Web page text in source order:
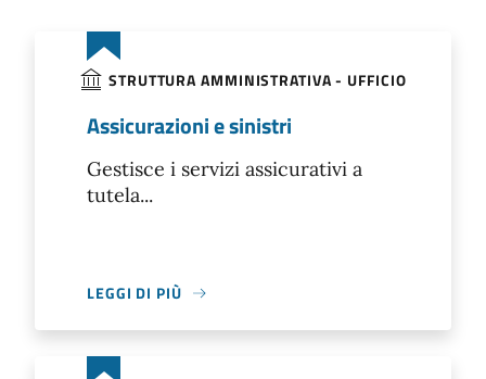
STRUTTURA AMMINISTRATIVA - UFFICIO
Assicurazioni e sinistri
Gestisce i servizi assicurativi a
tutela...
LEGGI DI PIÙ